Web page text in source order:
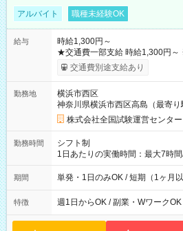
アルバイト 職種未経験OK
給与
時給1,300円～
★交通費一部支給 時給1,300円～ ※試験・役割により手当あり
※勤務回数により昇給あり 【即
り！】 希望される場合、勤務か
例】 ・河合塾模擬試験 8:30～
×8時間＝日収10,400円＋交通費
円の場合あり ・国家試験 7:00～
円（役割手当＋100円）×6時間＝日収
間】試用期間なし
交通費別途支給あり
勤務地
横浜市西区
神奈川県横浜市西区高島（最寄り
株式会社全国試験運営センター
勤務時間
シフト制
1日あたりの実働時間：最大7時
間は 試験により異なります。
期間 単発・1日のみOK / 短期（1ヶ月以
特徴 週1日からOK / 副業・Wワーク